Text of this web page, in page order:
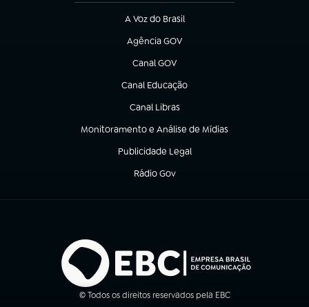
A Voz do Brasil
(abre em nova aba)
Agência GOV
(abre em nova aba)
Canal GOV
(abre em nova aba)
Canal Educação
(abre em nova aba)
Canal Libras
(abre em nova aba)
Monitoramento e Análise de Mídias
(abre em nova aba)
Publicidade Legal
(abre em nova aba)
Rádio Gov
(abre em nova aba)
© Todos os direitos reservados pela EBC